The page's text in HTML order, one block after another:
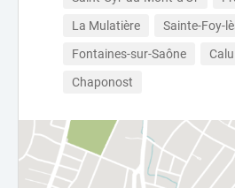
La Mulatière
Sainte-Foy-
Fontaines-sur-Saône
Chaponost